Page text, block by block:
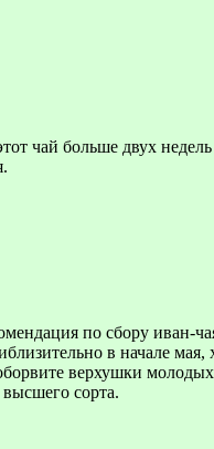
чай больше двух
по сбору иван-
в начале
верхушки
сорта.